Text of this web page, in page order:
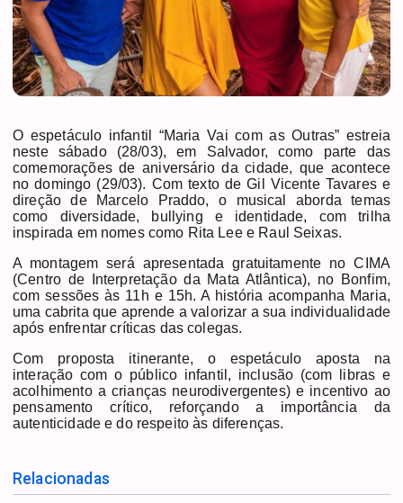
O espetáculo infantil “Maria Vai com as Outras” estreia
neste sábado (28/03), em Salvador, como parte das
comemorações de aniversário da cidade, que acontece
no domingo (29/03). Com texto de Gil Vicente Tavares e
direção de Marcelo Praddo, o musical aborda temas
como diversidade, bullying e identidade, com trilha
inspirada em nomes como Rita Lee e Raul Seixas.
A montagem será apresentada gratuitamente no CIMA
(Centro de Interpretação da Mata Atlântica), no Bonfim,
com sessões às 11h e 15h. A história acompanha Maria,
uma cabrita que aprende a valorizar a sua individualidade
após enfrentar críticas das colegas.
Com proposta itinerante, o espetáculo aposta na
interação com o público infantil, inclusão (com libras e
acolhimento a crianças neurodivergentes) e incentivo ao
pensamento crítico, reforçando a importância da
autenticidade e do respeito às diferenças.
Relacionadas